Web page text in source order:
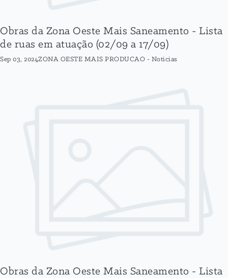
Obras da Zona Oeste Mais Saneamento - Lista
de ruas em atuação (02/09 a 17/09)
Sep 03, 2024ZONA OESTE MAIS PRODUCAO - Noticias
Obras da Zona Oeste Mais Saneamento - Lista